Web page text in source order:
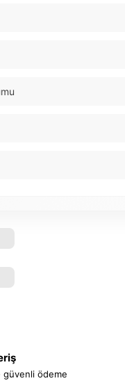
güvenli ödeme